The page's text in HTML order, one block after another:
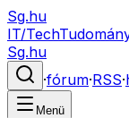
Sg.hu
IT/Tech
Sg.hu
·fórum·RSS·
Menü